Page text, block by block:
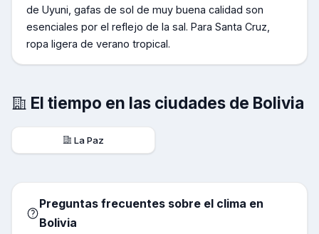
de Uyuni, gafas de sol de muy buena calidad son
esenciales por el reflejo de la sal. Para Santa Cruz,
ropa ligera de verano tropical.
El tiempo en las ciudades de Bolivia
La Paz
Preguntas frecuentes sobre el clima en
Bolivia